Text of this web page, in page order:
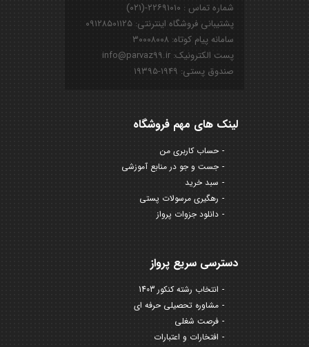
شماره تماس : ۲۲۶۹۱۰۱۰-(۰۲۱)
پشتیبانی فروشگاه اینترنتی: ۰۹۱۲۸۵۰۱۱۲۵
سامانه پیام کوتاه: ۳۰۰۰۸۰۰۸
پست الکترونیک: info@parvaz99.ir
صندوق پستی: ۱۹۴۹-۱۹۳۹۵
لینک های مهم فروشگاه
حساب کاربری من
جست و جو در منابع آموزشی
سبد خرید
رهگیری مرسولات پستی
دانلود جزوات پرواز
دسترسی سریع پرواز
انتخاب رشته کنکور 1403
مشاوره تحصیلی حرفه ای
فرصت شغلی
افتخارات و اعتبارات